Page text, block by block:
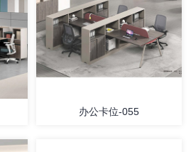
办公卡位-055